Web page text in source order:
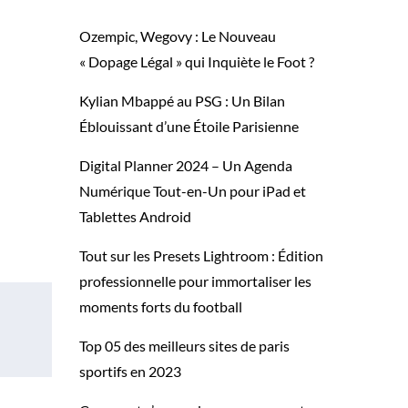
Ozempic, Wegovy : Le Nouveau
« Dopage Légal » qui Inquiète le Foot ?
Kylian Mbappé au PSG : Un Bilan
Éblouissant d’une Étoile Parisienne
Digital Planner 2024 – Un Agenda
Numérique Tout-en-Un pour iPad et
Tablettes Android
Tout sur les Presets Lightroom : Édition
professionnelle pour immortaliser les
moments forts du football
Top 05 des meilleurs sites de paris
sportifs en 2023